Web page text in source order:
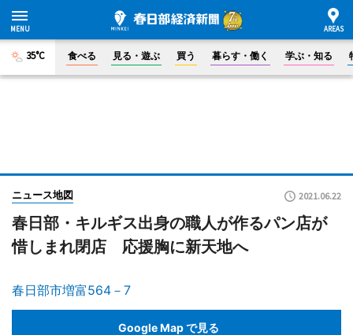
35°C 食べる 見る・遊ぶ 買う 暮らす・働く 学ぶ・知る
ニュース地図 2021.06.22
春日部・キルギス出身の職人が作るパン店が
惜しまれ閉店 応援胸に新天地へ
春日部市増富564－7
Google Map で見る